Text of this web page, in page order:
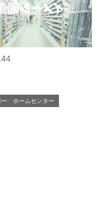
ー ホームセンター